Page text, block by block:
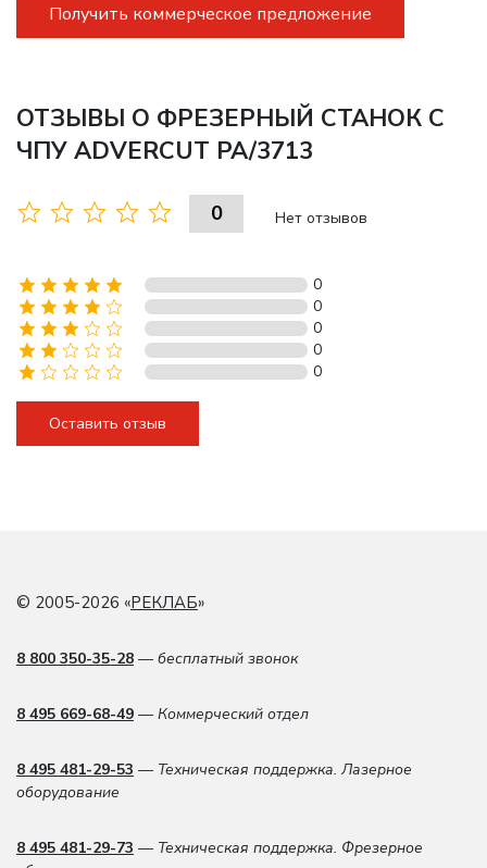
Получить коммерческое предложение
ОТЗЫВЫ О ФРЕЗЕРНЫЙ СТАНОК С
ЧПУ ADVERCUT PA/3713
0 Нет отзывов
0
0
0
0
0
Оставить отзыв
© 2005-2026 «РЕКЛАБ»
8 800 350-35-28 — бесплатный звонок
8 495 669-68-49 — Коммерческий отдел
8 495 481-29-53 — Техническая поддержка. Лазерное
оборудование
8 495 481-29-73 — Техническая поддержка. Фрезерное